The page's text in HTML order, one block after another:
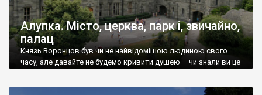
Алупка. Місто, церква, парк і, звичайно,
палац
Князь Воронцов був чи не найвідомішою людиною свого
часу, але давайте не будемо кривити душею – чи знали ви це